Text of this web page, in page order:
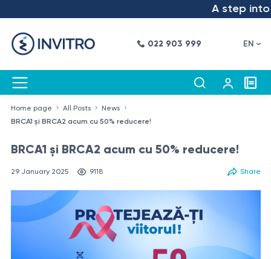
A step into
022 903 999 EN
Home page All Posts
News
BRCA1 și BRCA2 acum cu 50% reducere!
BRCA1 și BRCA2 acum cu 50% reducere!
29 January 2025 9118 Share